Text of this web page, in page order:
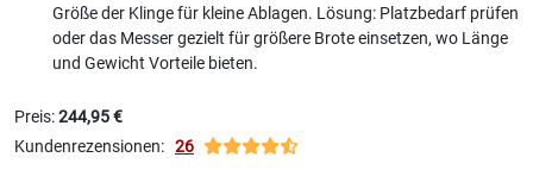
Größe der Klinge für kleine Ablagen. Lösung: Platzbedarf prüfen
oder das Messer gezielt für größere Brote einsetzen, wo Länge
und Gewicht Vorteile bieten.
Preis:244,95 €
Kundenrezensionen: 26